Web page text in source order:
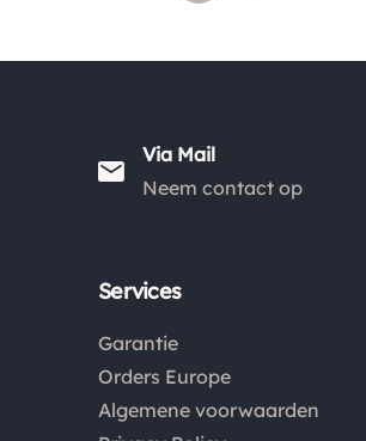
Via Mail
Neem contact op
Services
Garantie
Orders Europe
Algemene voorwaarden